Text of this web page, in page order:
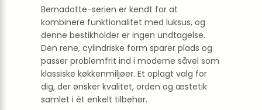
Bernadotte-serien er kendt for at
kombinere funktionalitet med luksus, og
denne bestikholder er ingen undtagelse.
Den rene, cylindriske form sparer plads og
passer problemfrit ind i moderne såvel som
klassiske køkkenmiljøer. Et oplagt valg for
dig, der ønsker kvalitet, orden og æstetik
samlet i ét enkelt tilbehør.